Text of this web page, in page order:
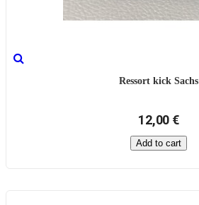
Ressort kick Sachs
12,00 €
Add to cart